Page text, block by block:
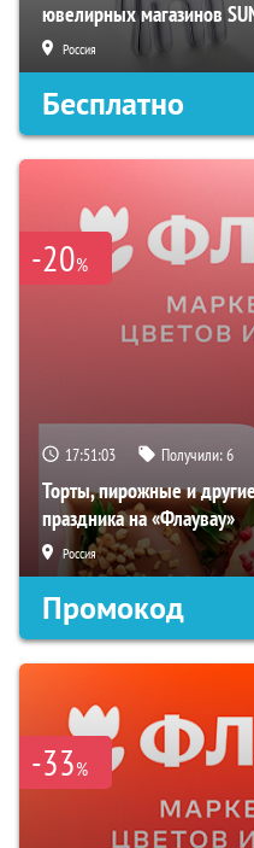
ювелирных магазинов
Россия
Бесплатно
-20%
17:51:02 Получили:6
Торты, пирожные и
праздника на «Флаувау»
Россия
Промокод
-33%